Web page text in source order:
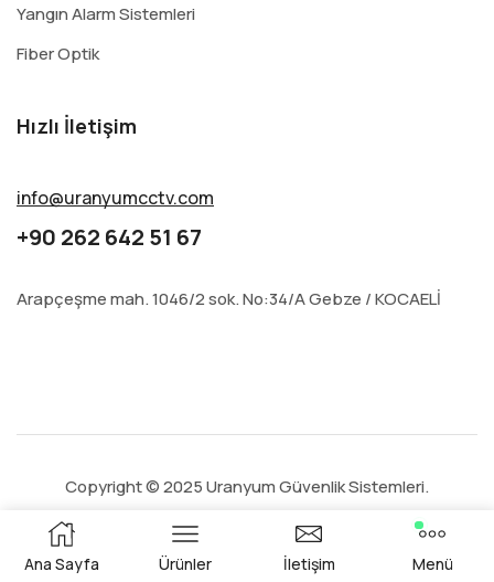
Yangın Alarm Sistemleri
Fiber Optik
Hızlı İletişim
info@uranyumcctv.com
+90 262 642 51 67
Arapçeşme mah. 1046/2 sok. No:34/A Gebze / KOCAELİ
Copyright © 2025 Uranyum Güvenlik Sistemleri.
Ana Sayfa Ürünler İletişim Menü